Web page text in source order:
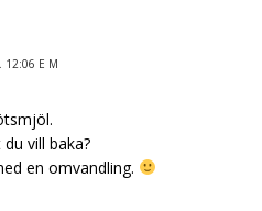
12:06 E M
vill baka?
en omvandling.